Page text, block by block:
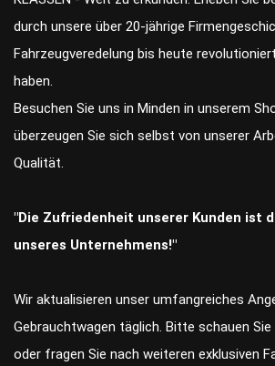
durch unsere über 20-jährige
Fahrzeugveredelung bis heute
haben.
Besuchen Sie uns in Minden in unserem
überzeugen Sie sich selbst von unserer
Qualität.
"Die Zufriedenheit unserer Kunden ist
unseres Unternehmens!"
Wir aktualisieren unser umfangreiches
Gebrauchtwagen täglich. Bitte schauen
oder fragen Sie nach weiteren exklusiven